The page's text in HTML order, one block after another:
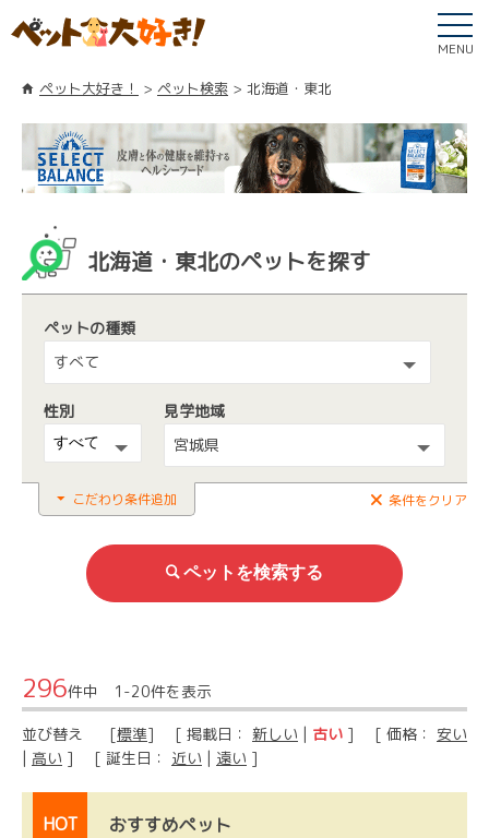
MENU
ペット大好き！ ペット検索 北海道・東北
北海道・東北のペットを探す
ペットの種類
すべて
性別
見学地域
宮城県
こだわり条件追加 条件をクリア
296件中 1-20件を表示
並び替え [標準] [ 掲載日： 新しい | 古い ] [ 価格： 安い
| 高い ] [ 誕生日： 近い | 遠い ]
HOT おすすめペット